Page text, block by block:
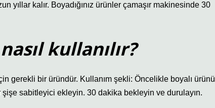
yıllar kalır. Boyadığınız ürünler çamaşır makinesinde 30
kullanılır?
gerekli bir üründür. Kullanım şekli: Öncelikle boyalı ürünü
sabitleyici ekleyin. 30 dakika bekleyin ve durulayın.